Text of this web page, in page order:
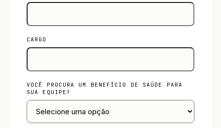
CARGO
VOCÊ PROCURA UM BENEFÍCIO DE SAÚDE PARA
SUA EQUIPE?